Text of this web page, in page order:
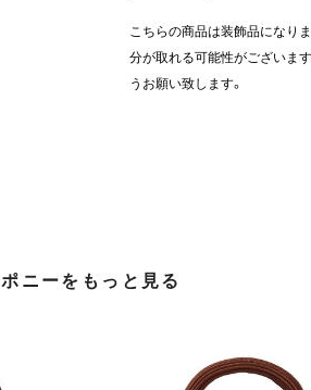
こちらの商品は装飾品になり
分が取れる可能性がございま
うお願い致します。
ポニーをもっと見る